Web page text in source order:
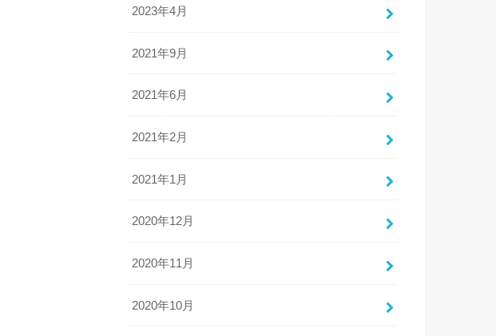
2023年4月
2021年9月
2021年6月
2021年2月
2021年1月
2020年12月
2020年11月
2020年10月